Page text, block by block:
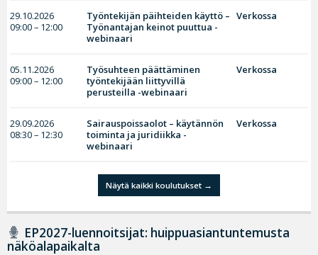
29.10.2026
09:00 – 12:00
Työntekijän päihteiden käyttö –
Työnantajan keinot puuttua -
webinaari
Verkossa
05.11.2026
09:00 – 12:00
Työsuhteen päättäminen
työntekijään liittyvillä
perusteilla -webinaari
Verkossa
29.09.2026
08:30 – 12:30
Sairauspoissaolot – käytännön
toiminta ja juridiikka -
webinaari
Verkossa
Näytä kaikki koulutukset
EP2027-luennoitsijat: huippuasiantuntemusta
näköalapaikalta